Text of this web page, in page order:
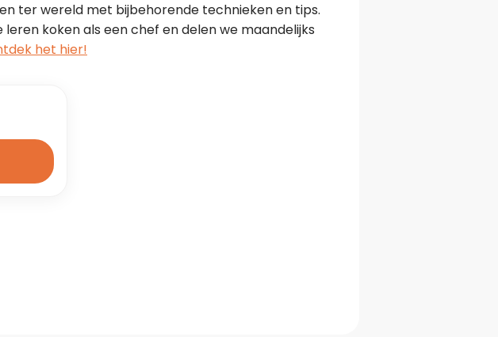
ter wereld met bijbehorende technieken en tips.
koken als een chef en delen we maandelijks
het hier!